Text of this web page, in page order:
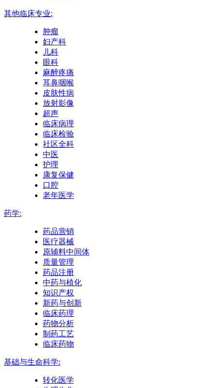
其他临床专业:
肿瘤
妇产科
儿科
眼科
麻醉疼痛
耳鼻咽喉
皮肤性病
放射影像
超声
临床病理
临床检验
社区全科
中医
护理
康复保健
口腔
老年医学
药学:
药品营销
医疗器械
原辅料中间体
质量管理
药品注册
中药与植化
知识产权
新药与创新
临床药理
药物分析
制药工艺
临床药物
基础与生命科学:
转化医学